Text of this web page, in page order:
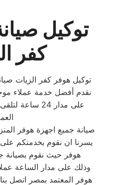
توكيل
كفر
توكيل هوفر كفر الزيات
نقدم أفضل خدمة عملاء
على مدار 24
صيانة جميع اجهزة هوفر
يسرنا ان نقوم بخدمتكم
هوفر حيث نقوم بصيانة
هوفر المعتمد بمصر اتصل